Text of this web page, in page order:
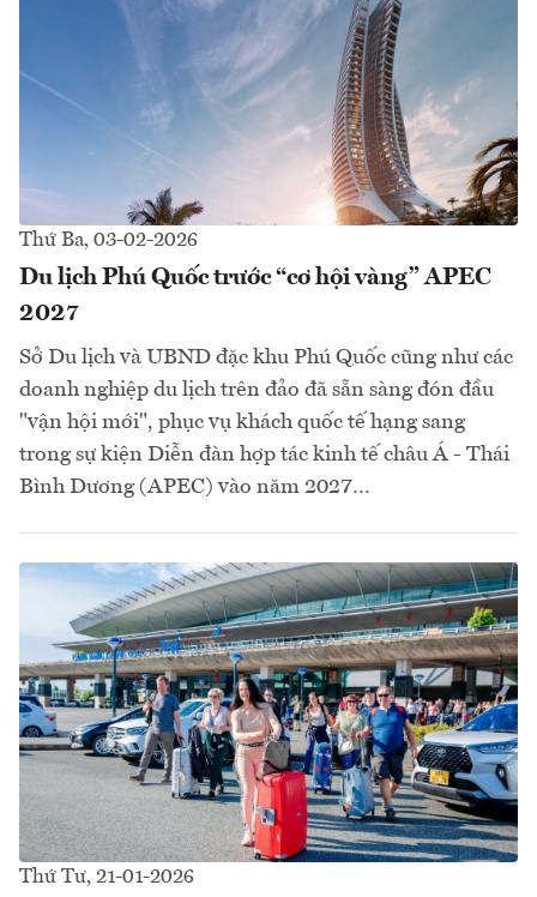
Thứ Ba, 03-02-2026
Du lịch Phú Quốc trước “cơ hội vàng” APEC
2027
Sở Du lịch và UBND đặc khu Phú Quốc cũng như các
doanh nghiệp du lịch trên đảo đã sẵn sàng đón đầu
"vận hội mới", phục vụ khách quốc tế hạng sang
trong sự kiện Diễn đàn hợp tác kinh tế châu Á - Thái
Bình Dương (APEC) vào năm 2027…
Thứ Tư, 21-01-2026